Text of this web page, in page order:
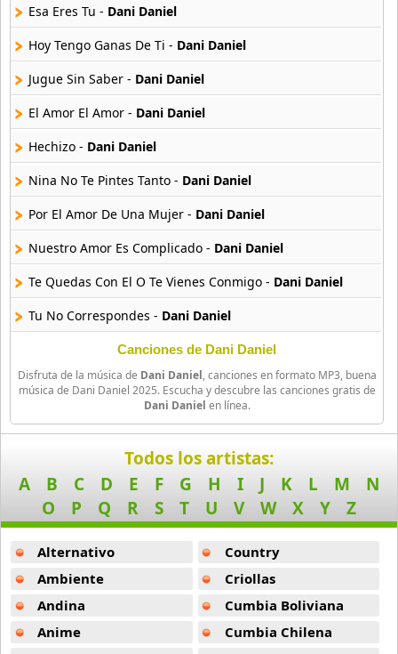
Charanga Habanera
100 músicas online
Choco Orta
7 músicas online
Costa Brava
8 músicas online
Dan Den
16 músicas online
Dani Daniel
21 músicas online
Danny Daniel
11 músicas online
Dlg
Eddy Herrera
52 músicas online
Edgar Joel
El Gran Combo
Esa Eres Tu - Dani Daniel
Hoy Tengo Ganas De Ti - Dani Daniel
Jugue Sin Saber - Dani Daniel
El Amor El Amor - Dani Daniel
Hechizo - Dani Daniel
Nina No Te Pintes Tanto - Dani Daniel
Por El Amor De Una Mujer - Dani Daniel
Nuestro Amor Es Complicado - Dani Daniel
Te Quedas Con El O Te Vienes Conmigo - Dani Daniel
Tu No Correspondes - Dani Daniel
Viento De Otono -Dani Daniel
En Cada Noche -Dani Daniel
Manda Rosas A Sandra - Dani Daniel
Que Yo Te Quiero -
Dani Daniel
Nunca Mi Amor Olvidare -Dani Daniel
Canciones de Dani Daniel
Disfruta de la música de Dani Daniel, canciones en formato MP3, buena
música de Dani Daniel 2025. Escucha y descubre las canciones gratis de
Dani Daniel en línea.
Todos los artistas:
A
B C D E F G H I J K L M
N
O
P Q R S T U V W X Y Z
Alternativo
Ambiente
Andina
Anime
Country
Criollas
Cumbia Boliviana
Cumbia Chilena